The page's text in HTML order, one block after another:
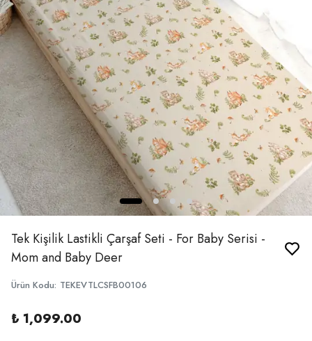
Tek Kişilik Lastikli Çarşaf Seti - For Baby Serisi -
Mom and Baby Deer
Ürün Kodu: TEKEVTLCSFB00106
₺ 1,099.00